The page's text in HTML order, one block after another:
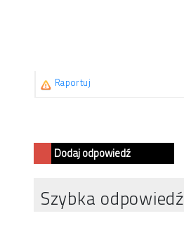
Raportuj
Dodaj odpowiedź
Szybka odpowiedź